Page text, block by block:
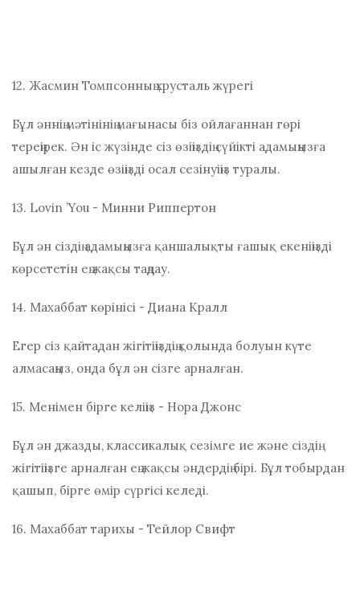
12. Жасмин Томпсонның хрусталь жүрегі
Бұл әннің мәтінінің мағынасы біз ойлағаннан гөрі
тереңірек. Ән іс жүзінде сіз өзіңіздің сүйікті адамыңызға
ашылған кезде өзіңізді осал сезінуіңіз туралы.
13. Lovin ’You - Минни Риппертон
Бұл ән сіздің адамыңызға қаншалықты ғашық екеніңізді
көрсететін ең жақсы таңдау.
14. Махаббат көрінісі - Диана Кралл
Егер сіз қайтадан жігітіңіздің қолында болуын күте
алмасаңыз, онда бұл ән сізге арналған.
15. Менімен бірге келіңіз - Нора Джонс
Бұл ән джазды, классикалық сезімге ие және сіздің
жігітіңізге арналған ең жақсы әндердің бірі. Бұл тобырдан
қашып, бірге өмір сүргісі келеді.
16. Махаббат тарихы - Тейлор Свифт